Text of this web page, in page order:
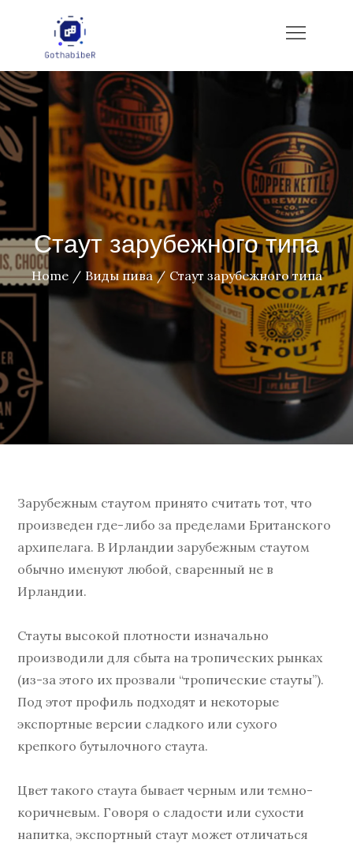
content
gotham-imbiber.com
Стаут зарубежного типа
Home Виды пива Стаут зарубежного типа
Зарубежным стаутом принято считать тот, что
произведен где-либо за пределами Британского
архипелага. В Ирландии зарубежным стаутом
обычно именуют любой, сваренный не в
Ирландии.
Стауты высокой плотности изначально
производили для сбыта на тропических рынках
(из-за этого их прозвали “тропические стауты”).
Под этот профиль подходят и некоторые
экспортные версии сладкого или сухого
крепкого бутылочного стаута.
Цвет такого стаута бывает черным или темно-
коричневым. Говоря о сладости или сухости
напитка, экспортный стаут может отличаться